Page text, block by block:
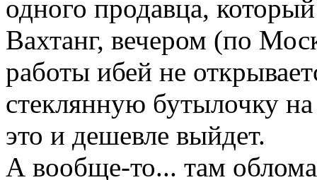
одного продавца,
Вахтанг, вечером (по
работы ибей не
стеклянную бутылочку
это и дешевле выйдет.
А вообще-то... там